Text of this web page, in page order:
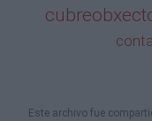
Este archivo fue